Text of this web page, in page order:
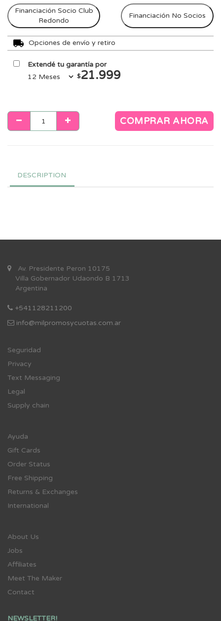
Financiación Socio Club
Redondo
Financiación No Socios
Opciones de envío y retiro
Extendé tu garantía por
$21.999
COMPRAR AHORA
DESCRIPTION
Av. Presidente Peron 10175
Villa Gobernador Udaondo B 1713
Argentina
+541128211200
info@milpromosycuotas.com.ar
Seguridad
Privacy
Text Messaging
Legal
Supply chain
Ayuda
Gift Cards
Order Status
Free Shipping
Returns & Exchanges
International
About Us
Jobs
Affiliates
Meet The Maker
Contact
NEWSLETTER!